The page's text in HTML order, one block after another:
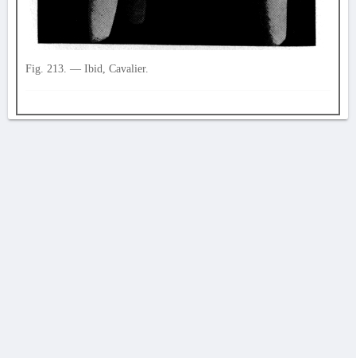
Fig. 213. — Ibid, Cavalier.